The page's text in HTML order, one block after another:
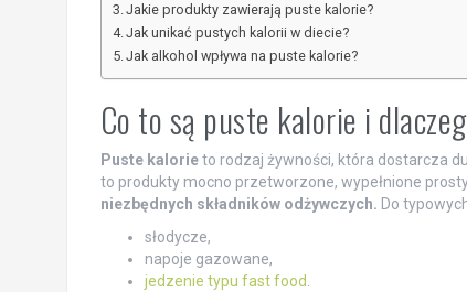
Jakie produkty zawierają puste kalorie?
Jak unikać pustych kalorii w diecie?
Jak alkohol wpływa na puste kalorie?
Co to są puste kalorie i
Puste kalorieto rodzaj żywności, która dostarcza
to produkty mocno przetworzone, wypełnione
niezbędnych składników odżywczych. Do
słodycze,
napoje gazowane,
jedzenie typu fast food.